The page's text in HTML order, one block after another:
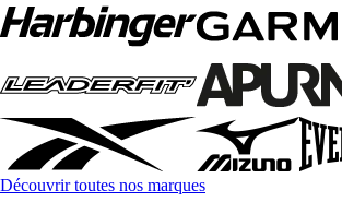
Découvrir toutes nos marques